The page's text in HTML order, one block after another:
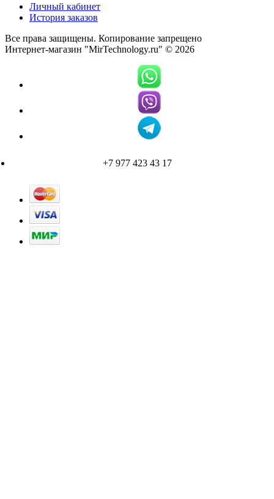
Личный кабинет
История заказов
Все права защищены. Копирование запрещено
Интернет-магазин "MirTechnology.ru" © 2026
+7 977 423 43 17